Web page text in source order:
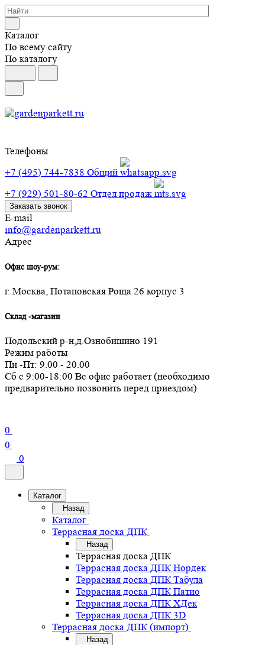
Каталог
По всему сайту
По каталогу
Телефоны
+7 (495) 744-7838 Общий
+7 (929) 501-80-62 Отдел продаж
Заказать звонок
E-mail
info@gardenparkett.ru
Адрес
Офис шоу-рум:
г. Москва, Потаповская Роща 26 корпус 3
Склад -магазин
Подольский р-н,д.Ознобишино 191
Режим работы
Пн -Пт: 9.00 - 20.00
Сб с 9:00-18:00 Вс офис работает (необходимо
предварительно позвонить перед приездом)
0
0
0
Каталог
Назад
Каталог
Террасная доска ДПК
Назад
Террасная доска ДПК
Террасная доска ДПК Нордек
Террасная доска ДПК Табула
Террасная доска ДПК Патио
Террасная доска ДПК ХДек
Террасная доска ДПК 3D
Террасная доска ДПК (импорт)
Назад